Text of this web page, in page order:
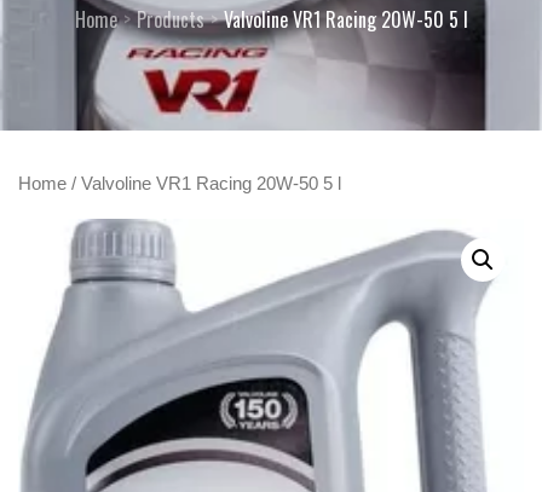
Home Products Valvoline VR1 Racing 20W-50 5 l
Home / Valvoline VR1 Racing 20W-50 5 l